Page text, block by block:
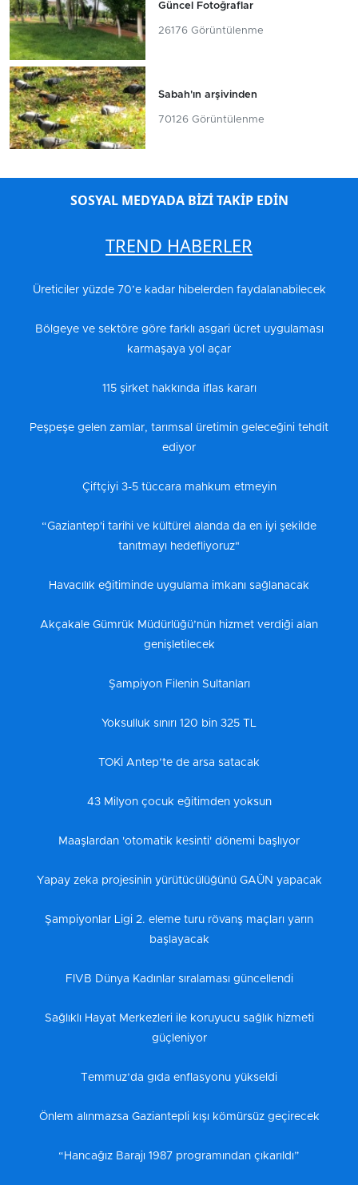
Güncel Fotoğraflar
26176 Görüntülenme
Sabah'ın arşivinden
70126 Görüntülenme
SOSYAL MEDYADA BİZİ TAKİP EDİN
TREND HABERLER
Üreticiler yüzde 70’e kadar hibelerden faydalanabilecek
Bölgeye ve sektöre göre farklı asgari ücret uygulaması
karmaşaya yol açar
115 şirket hakkında iflas kararı
Peşpeşe gelen zamlar, tarımsal üretimin geleceğini tehdit
ediyor
Çiftçiyi 3-5 tüccara mahkum etmeyin
“Gaziantep'i tarihi ve kültürel alanda da en iyi şekilde
tanıtmayı hedefliyoruz"
Havacılık eğitiminde uygulama imkanı sağlanacak
Akçakale Gümrük Müdürlüğü’nün hizmet verdiği alan
genişletilecek
Şampiyon Filenin Sultanları
Yoksulluk sınırı 120 bin 325 TL
TOKİ Antep’te de arsa satacak
43 Milyon çocuk eğitimden yoksun
Maaşlardan 'otomatik kesinti' dönemi başlıyor
Yapay zeka projesinin yürütücülüğünü GAÜN yapacak
Şampiyonlar Ligi 2. eleme turu rövanş maçları yarın
başlayacak
FIVB Dünya Kadınlar sıralaması güncellendi
Sağlıklı Hayat Merkezleri ile koruyucu sağlık hizmeti
güçleniyor
Temmuz’da gıda enflasyonu yükseldi
Önlem alınmazsa Gaziantepli kışı kömürsüz geçirecek
“Hancağız Barajı 1987 programından çıkarıldı”